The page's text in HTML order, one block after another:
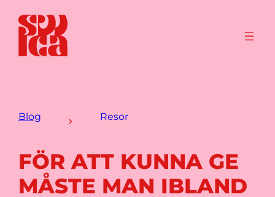
Blog Resor
FÖR ATT KUNNA GE
MÅSTE MAN IBLAND